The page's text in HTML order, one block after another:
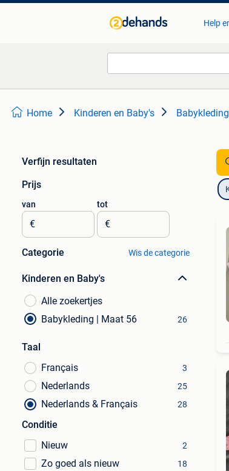
Help
Home Kinderen en Baby's
Verfijn resultaten
Prijs
van
€
tot
€
Categorie Wis de categorie
Kinderen en Baby's
Alle zoekertjes
Babykleding | Maat 56
26
Taal
Français
3
Nederlands 25
Nederlands & Français 28
Conditie
Nieuw
2
Zo goed als nieuw 18